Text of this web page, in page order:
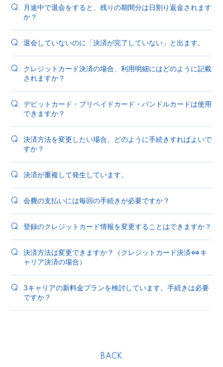
Q. 月途中で退会をすると、残りの期間分は日割り返金されます
か？
Q. 退会していないのに「決済が完了していない」と出ます。
Q. クレジットカード決済の場合、利用明細にはどのように記載
されますか？
Q. デビットカード・プリペイドカード・バンドルカードは使用
できますか？
Q. 決済方法を変更したい場合、どのように手続きすればよいで
すか？
Q. 決済が重複して発生しています。
Q. 会費の支払いには毎回の手続きが必要ですか？
Q. 登録のクレジットカード情報を変更することはできますか？
Q. 決済方法は変更できますか？（クレジットカード決済⇔キ
ャリア決済の場合）
Q. 3キャリアの新料金プランを検討しています。手続きは必要
ですか？
BACK